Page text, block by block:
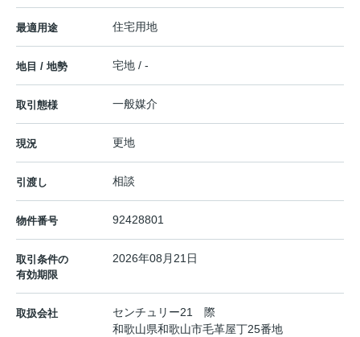
最適用途 住宅用地
地目 / 地勢 宅地 / -
取引態様 一般媒介
現況 更地
引渡し 相談
物件番号 92428801
取引条件の
有効期限
2026年08月21日
取扱会社
センチュリー21 際
和歌山県和歌山市毛革屋丁25番地